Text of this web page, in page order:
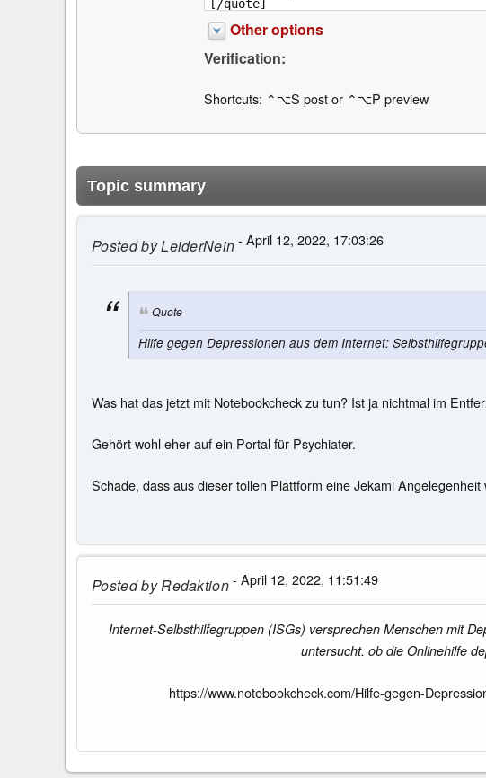
Other options
Verification:
Shortcuts: ⌃⌥S post or ⌃⌥P preview
Topic summary
Posted byLeiderNein- April 12, 2022, 17:03:26
Quote
Hilfe gegen Depressionen aus dem Internet:
Was hat das jetzt mit Notebookcheck zu tun? Ist ja nichtmal im
Gehört wohl eher auf ein Portal für Psychiater.
Schade, dass aus dieser tollen Plattform eine Jekami
Posted byRedaktion- April 12, 2022, 11:51:49
Internet-Selbsthilfegruppen (ISGs) versprechen Menschen mit
untersucht. ob die Onlinehilfe
https://www.notebookcheck.com/Hilfe-gegen-